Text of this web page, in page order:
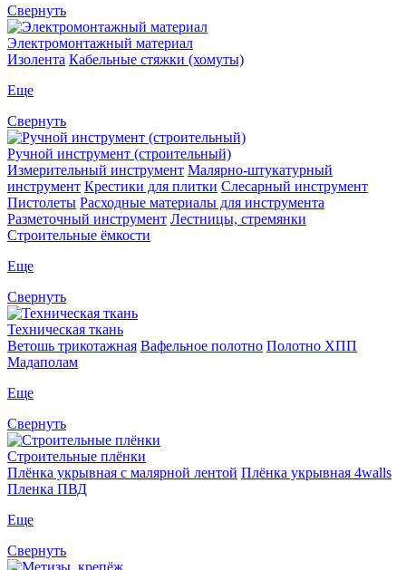
Свернуть
Электромонтажный материал
Изолента Кабельные стяжки (хомуты)
Еще
Свернуть
Ручной инструмент (строительный)
Измерительный инструмент Малярно-штукатурный
инструмент Крестики для плитки Слесарный инструмент
Пистолеты Расходные материалы для инструмента
Разметочный инструмент Лестницы, стремянки
Строительные ёмкости
Еще
Свернуть
Техническая ткань
Ветошь трикотажная Вафельное полотно Полотно ХПП
Мадаполам
Еще
Свернуть
Строительные плёнки
Плёнка укрывная с малярной лентой Плёнка укрывная 4walls
Пленка ПВД
Еще
Свернуть